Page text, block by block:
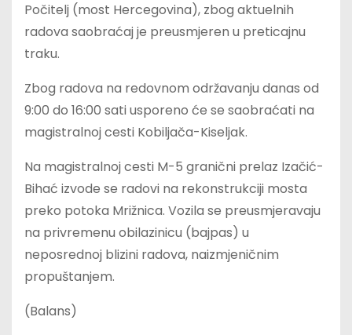
Počitelj (most Hercegovina), zbog aktuelnih
radova saobraćaj je preusmjeren u preticajnu
traku.
Zbog radova na redovnom održavanju danas od
9:00 do 16:00 sati usporeno će se saobraćati na
magistralnoj cesti Kobiljača-Kiseljak.
Na magistralnoj cesti M-5 granični prelaz Izačić-
Bihać izvode se radovi na rekonstrukciji mosta
preko potoka Mrižnica. Vozila se preusmjeravaju
na privremenu obilazinicu (bajpas) u
neposrednoj blizini radova, naizmjeničnim
propuštanjem.
(Balans)